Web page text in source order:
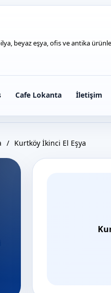
beyaz eşya, ofis ve antika
Cafe Lokanta İletişim
/ Kurtköy İkinci El Eşya